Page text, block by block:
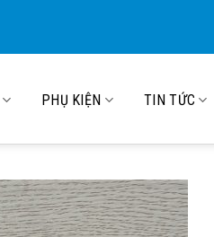
PHỤ KIỆN TIN TỨC